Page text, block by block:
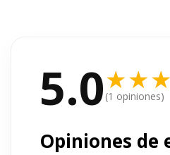
5.0 (1 opiniones)
Opiniones de